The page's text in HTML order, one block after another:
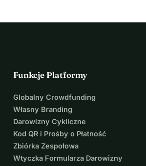
Funkcje Platformy
Globalny Crowdfunding
Własny Branding
Darowizny Cykliczne
Kod QR i Prośby o Płatność
Zbiórka Zespołowa
Wtyczka Formularza Darowizny